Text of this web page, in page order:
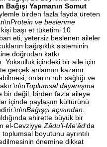
Bağışı Yapmanın Somut
birden fazla fayda üreten
Protein ve beslenme
kişi başı et tüketimi 10
eti, yetersiz beslenen aileler
bağışıklık sisteminin
doğrudan katkı
Yoksulluk içindeki bir aile için
gerçek anlamını kazanır.
onların ruh sağlığı ve
Toplumsal dayanışma
bir değil, birden fazla aileye
içinde paylaşım kültürünü
Bağışçı açısından:
ahirette büyük bir
el-Cevziyye Zâdu’l-Me’âd‘da
boyutunu ayrıntılı
önemine dikkat